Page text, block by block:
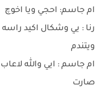
ام جاسم: احجي ويا اخوچ
رنا : يي وشكال اكيد
ويتندم
ام جاسم : ايي والله
صارت